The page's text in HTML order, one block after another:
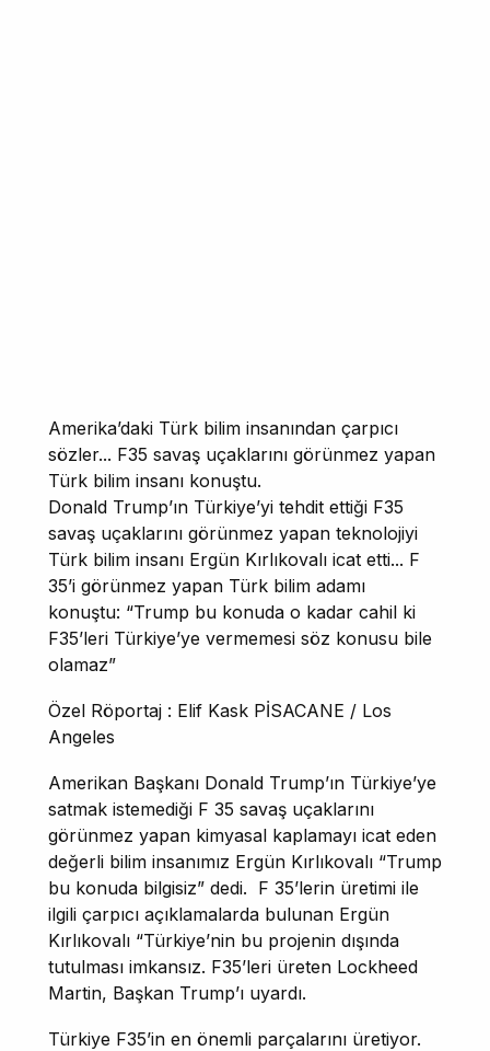
Amerika’daki Türk bilim insanından çarpıcı
sözler... F35 savaş uçaklarını görünmez yapan
Türk bilim insanı konuştu.
Donald Trump’ın Türkiye’yi tehdit ettiği F35
savaş uçaklarını görünmez yapan teknolojiyi
Türk bilim insanı Ergün Kırlıkovalı icat etti... F
35’i görünmez yapan Türk bilim adamı
konuştu: “Trump bu konuda o kadar cahil ki
F35’leri Türkiye’ye vermemesi söz konusu bile
olamaz”
Özel Röportaj : Elif Kask PİSACANE / Los
Angeles
Amerikan Başkanı Donald Trump’ın Türkiye’ye
satmak istemediği F 35 savaş uçaklarını
görünmez yapan kimyasal kaplamayı icat eden
değerli bilim insanımız Ergün Kırlıkovalı “Trump
bu konuda bilgisiz” dedi. F 35’lerin üretimi ile
ilgili çarpıcı açıklamalarda bulunan Ergün
Kırlıkovalı “Türkiye’nin bu projenin dışında
tutulması imkansız. F35’leri üreten Lockheed
Martin, Başkan Trump’ı uyardı.
Türkiye F35’in en önemli parçalarını üretiyor.